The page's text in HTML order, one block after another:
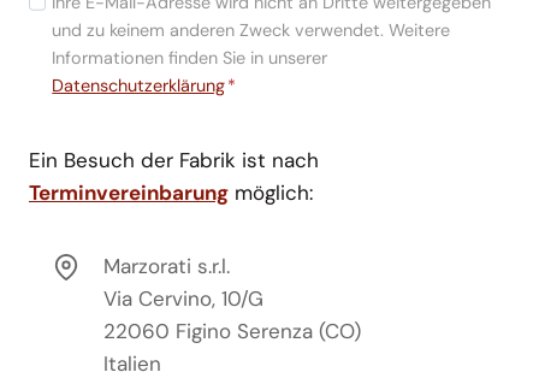
und zu keinem anderen Zweck verwendet. Weitere
Informationen finden Sie in unserer
Datenschutzerklärung*
Ein Besuch der Fabrik ist nach
Terminvereinbarung möglich:
Marzorati s.r.l.
Via Cervino, 10/G
22060 Figino Serenza (CO)
Italien